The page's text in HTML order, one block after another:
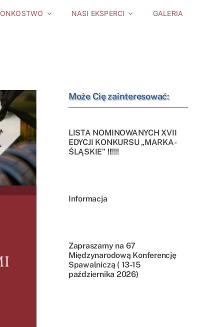
NASI EKSPERCI GALERIA
Może Cię zainteresować:
LISTA NOMINOWANYCH XVII
EDYCJI KONKURSU „MARKA-
ŚLĄSKIE” !!!!!!
Informacja
Zapraszamy na 67
Międzynarodową Konferencję
Spawalniczą ( 13-15
października 2026)